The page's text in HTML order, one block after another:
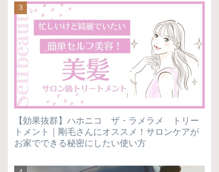
【効果抜群】ハホニコ ザ・ラメラメ トリー
トメント｜剛毛さんにオススメ！サロンケアが
お家でできる秘密にしたい使い方